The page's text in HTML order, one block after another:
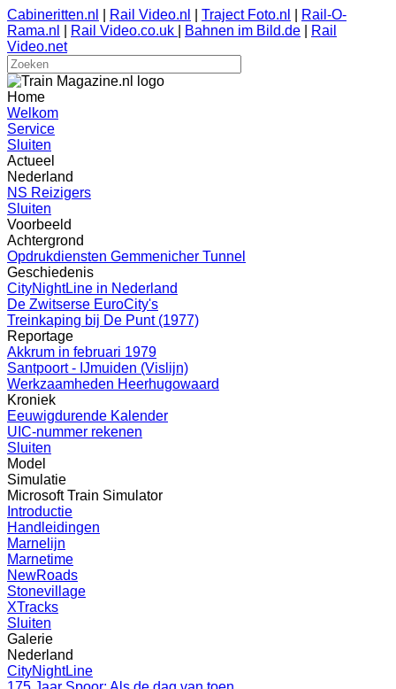
Cabineritten.nl Rail Video.nl Traject Foto.nl
Rail-O-
Rama.nl
Rail Video.co.uk Bahnen im Bild.de
Rail
Video.net
Home
Welkom
Service
Sluiten
Actueel
Nederland
NS Reizigers
Sluiten
Voorbeeld
Achtergrond
Opdrukdiensten Gemmenicher Tunnel
Geschiedenis
CityNightLine in Nederland
De Zwitserse EuroCity's
Treinkaping bij De Punt (1977)
Reportage
Akkrum in februari 1979
Santpoort - IJmuiden (Vislijn)
Werkzaamheden Heerhugowaard
Kroniek
Eeuwigdurende Kalender
UIC-nummer rekenen
Sluiten
Model
Simulatie
Microsoft Train Simulator
Introductie
Handleidingen
Marnelijn
Marnetime
NewRoads
Stonevillage
XTracks
Sluiten
Galerie
Nederland
CityNightLine